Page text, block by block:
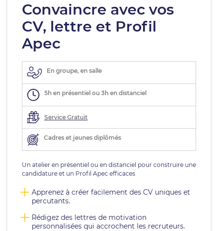
Convaincre avec vos
CV, lettre et Profil
Apec
En groupe, en salle
5h en présentiel ou 3h en distanciel
Service Gratuit
Cadres et jeunes diplômés
Un atelier en présentiel ou en distanciel pour construire une
candidature et un Profil Apec efficaces
Apprenez à créer facilement des CV uniques et
percutants.
Rédigez des lettres de motivation
personnalisées qui accrochent les recruteurs.